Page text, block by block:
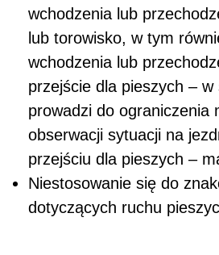
wchodzenia lub
lub torowisko, w tym
wchodzenia lub
przejście dla pieszych –
prowadzi do ograniczenia
obserwacji sytuacji na
przejściu dla pieszych –
Niestosowanie się do
dotyczących ruchu